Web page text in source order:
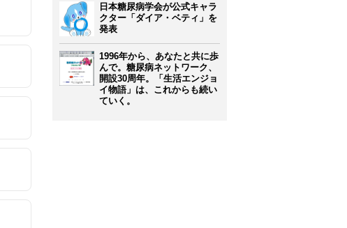
日本糖尿病学会が公式キャラ
クター「ダイア・ベティ」を
発表
1996年から、あなたと共に歩
んで。糖尿病ネットワーク、
開設30周年。「生活エンジョ
イ物語」は、これからも続い
ていく。